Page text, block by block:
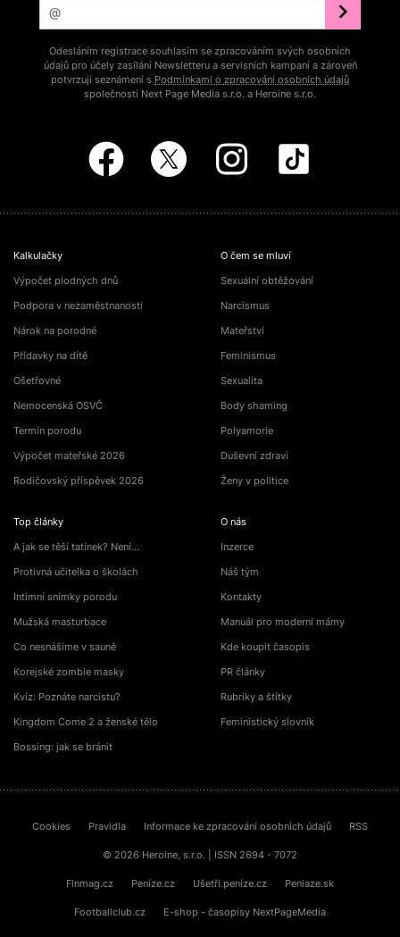
Odesláním registrace souhlasím se zpracováním svých osobních
údajů pro účely zasílání Newsletteru a servisních kampaní a zároveň
potvrzuji seznámení s Podmínkami o zpracování osobních údajů
společností Next Page Media s.r.o. a Heroine s.r.o.
Kalkulačky
Výpočet plodných dnů
Podpora v nezaměstnanosti
Nárok na porodné
Přídavky na dítě
Ošetřovné
Nemocenská OSVČ
Termín porodu
Výpočet mateřské 2026
Rodičovský příspěvek 2026
Top články
A jak se těší tatínek? Není…
Protivná učitelka o školách
Intimní snímky porodu
Mužská masturbace
Co nesnášíme v sauně
Korejské zombie masky
Kvíz: Poznáte narcistu?
Kingdom Come 2 a ženské tělo
Bossing: jak se bránit
O čem se mluví
Sexuální obtěžování
Narcismus
Mateřství
Feminismus
Sexualita
Body shaming
Polyamorie
Duševní zdraví
Ženy v politice
O nás
Inzerce
Náš tým
Kontakty
Manuál pro moderní mámy
Kde koupit časopis
PR články
Rubriky a štítky
Feministický slovník
Cookies Pravidla Informace ke zpracování osobních údajů RSS
© 2026 Heroine, s.r.o. | ISSN 2694 - 7072
Finmag.cz Peníze.cz Ušetři.peníze.cz Peniaze.sk
Footballclub.cz E-shop - časopisy NextPageMedia